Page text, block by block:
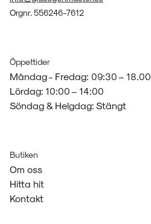
Orgnr. 556246-7612
Öppettider
Måndag - Fredag: 09:30 – 18.00
Lördag: 10:00 – 14:00
Söndag & Helgdag: Stängt
Butiken
Om oss
Hitta hit
Kontakt